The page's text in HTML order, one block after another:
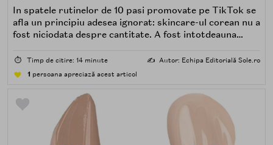
In spatele rutinelor de 10 pasi promovate pe TikTok se
afla un principiu adesea ignorat: skincare-ul corean nu a
fost niciodata despre cantitate. A fost intotdeauna
⏱️ Timp de citire: 14 minute ✍️ Autor: Echipa Editorială Sole.ro
1 persoana apreciază acest articol